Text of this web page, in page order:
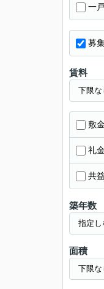
一
募
賃料
敷
礼
共
築年数
面積